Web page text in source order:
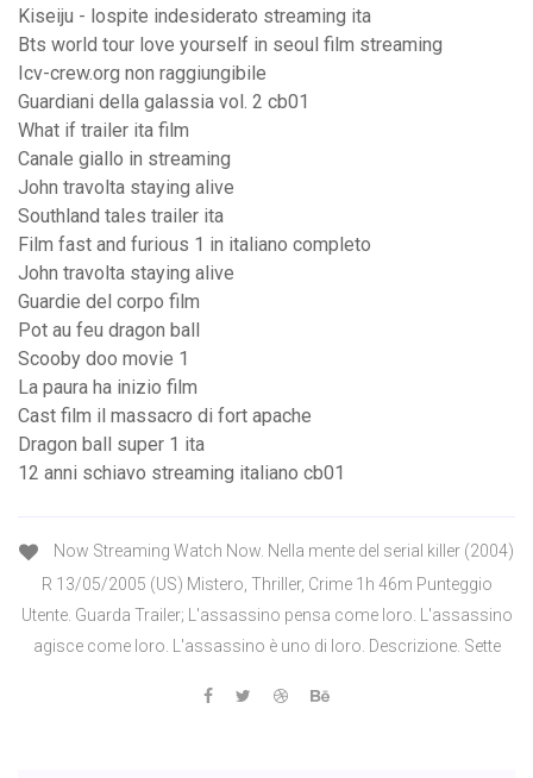
Kiseiju - lospite indesiderato streaming ita
Bts world tour love yourself in seoul film streaming
Icv-crew.org non raggiungibile
Guardiani della galassia vol. 2 cb01
What if trailer ita film
Canale giallo in streaming
John travolta staying alive
Southland tales trailer ita
Film fast and furious 1 in italiano completo
John travolta staying alive
Guardie del corpo film
Pot au feu dragon ball
Scooby doo movie 1
La paura ha inizio film
Cast film il massacro di fort apache
Dragon ball super 1 ita
12 anni schiavo streaming italiano cb01
Now Streaming Watch Now. Nella mente del serial killer (2004)
R 13/05/2005 (US) Mistero, Thriller, Crime 1h 46m Punteggio
Utente. Guarda Trailer; L'assassino pensa come loro. L'assassino
agisce come loro. L'assassino è uno di loro. Descrizione. Sette